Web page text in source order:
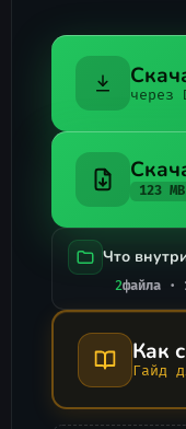
через
123 MB
Что
2файла ·
Как
Гайд